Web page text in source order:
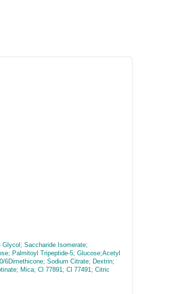
Saccharide Isomerate;
Palmitoyl Tripeptide-5; Glucose;Acetyl
6Dimethicone; Sodium Citrate; Dextrin;
Mica; Cl 77891; Cl 77491; Citric